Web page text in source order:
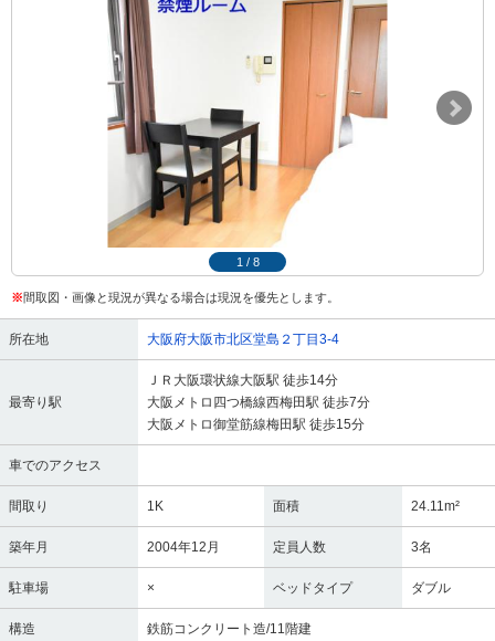
1 / 8
※間取図・画像と現況が異なる場合は現況を優先とします。
所在地 大阪府大阪市北区堂島２丁目3-4
最寄り駅
ＪＲ大阪環状線大阪駅 徒歩14分
大阪メトロ四つ橋線西梅田駅 徒歩7分
大阪メトロ御堂筋線梅田駅 徒歩15分
車でのアクセス
間取り 1K 面積 24.11m²
築年月 2004年12月 定員人数 3名
駐車場 × ベッドタイプ ダブル
構造 鉄筋コンクリート造/11階建